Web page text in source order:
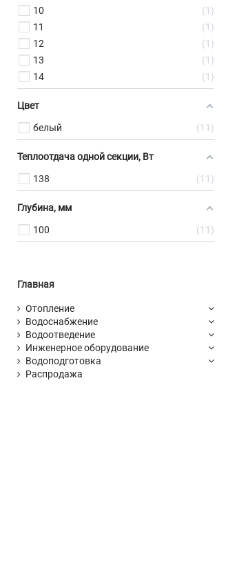
10
1
11
1
12
1
13
1
14
1
Цвет
белый
11
Теплоотдача одной секции, Вт
138
11
Глубина, мм
100
11
Главная
Отопление
Водоснабжение
Водоотведение
Инженерное оборудование
Водоподготовка
Распродажа